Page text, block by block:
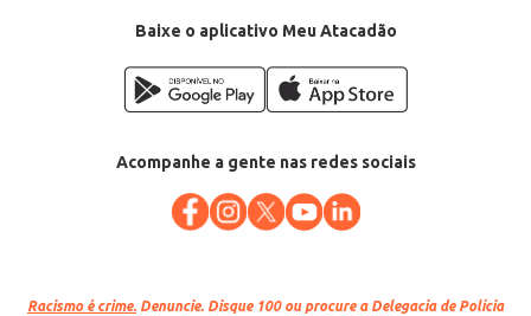
Baixe o aplicativo Meu Atacadão
Acompanhe a gente nas redes sociais
Racismo é crime. Denuncie. Disque 100 ou procure a Delegacia de Polícia